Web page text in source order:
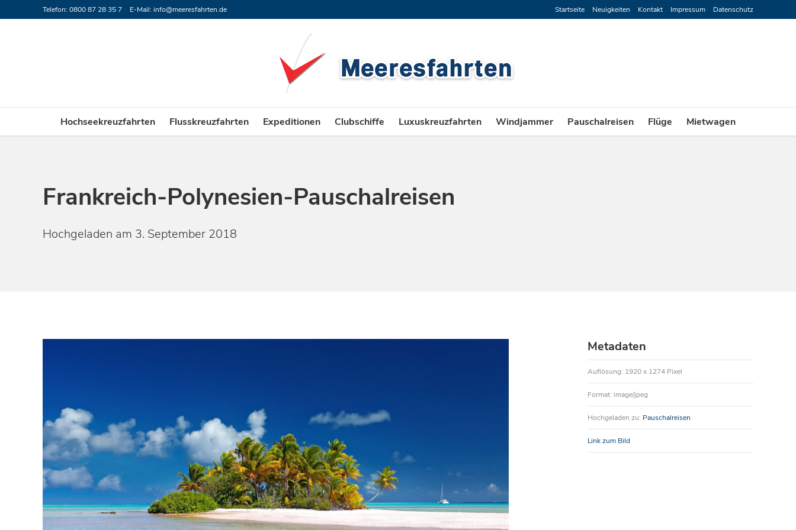
Telefon: 0800 87 28 35 7 E-Mail: info@meeresfahrten.de Startseite Neuigkeiten Kontakt Impressum Datenschutz
Hochseekreuzfahrten Flusskreuzfahrten Expeditionen Clubschiffe Luxuskreuzfahrten Windjammer Pauschalreisen Flüge Mietwagen
Frankreich-Polynesien-Pauschalreisen
Hochgeladen am 3. September 2018
Metadaten
Auflösung: 1920 x 1274 Pixel
Format: image/jpeg
Hochgeladen zu: Pauschalreisen
Link zum Bild